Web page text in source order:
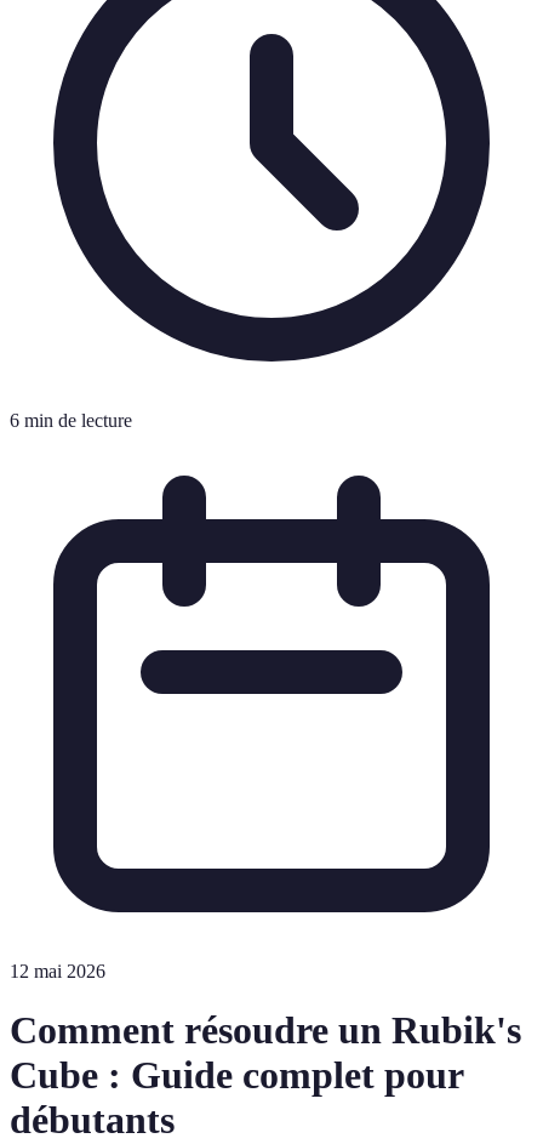
6 min de lecture
12 mai 2026
Comment résoudre un Rubik's
Cube : Guide complet pour
débutants